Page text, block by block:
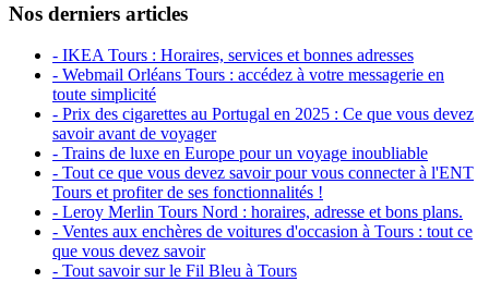
Nos derniers articles
- IKEA Tours : Horaires, services et bonnes adresses
- Webmail Orléans Tours : accédez à votre messagerie en
toute simplicité
- Prix des cigarettes au Portugal en 2025 : Ce que vous devez
savoir avant de voyager
- Trains de luxe en Europe pour un voyage inoubliable
- Tout ce que vous devez savoir pour vous connecter à l'ENT
Tours et profiter de ses fonctionnalités !
- Leroy Merlin Tours Nord : horaires, adresse et bons plans.
- Ventes aux enchères de voitures d'occasion à Tours : tout ce
que vous devez savoir
- Tout savoir sur le Fil Bleu à Tours